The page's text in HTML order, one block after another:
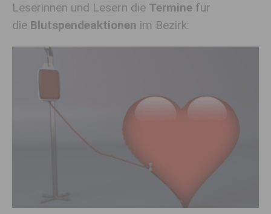
Leserinnen und Lesern die Termine für
die Blutspendeaktionen im Bezirk: